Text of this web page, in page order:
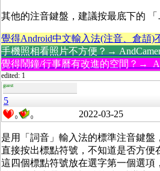
其他的注音鍵盤，建議按最底下的
覺得Android中文輸入法(注音、倉頡)
手機照相看照片不方便？→
覺得鬧鐘/行事曆有改進的空間？→
edited: 1
guest
5
0 0 2022-03-25
是用「詞音」輸入法的標準注音鍵盤
直接按出標點符號，不知道是否方便
這四個標點符號放在選字第一個選項